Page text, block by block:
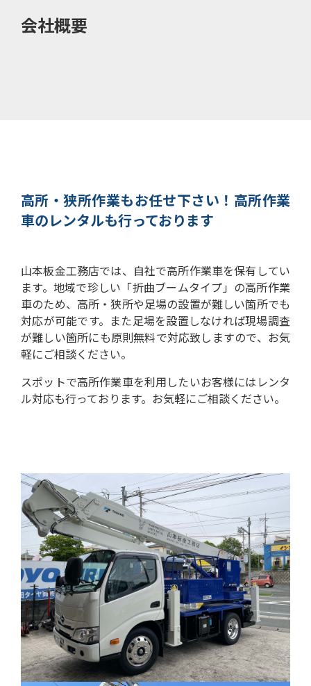
会社概要
高所・狭所作業もお任せ下さい！ 高所作業
車のレンタルも行っております
山本板金工務店では、自社で高所作業車を保有してい
ます。 地域で珍しい「折曲ブームタイプ」の高所作業
車のため、高所・狭所や足場の設置が難しい箇所でも
対応が可能です。 また足場を設置しなければ現場調査
が難しい箇所にも原則無料で対応致しますので、お気
軽にご相談ください。
スポットで高所作業車を利用したいお客様にはレンタ
ル対応も行っております。お気軽にご相談ください。